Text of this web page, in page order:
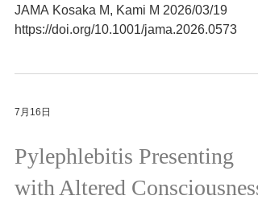
JAMA Kosaka M, Kami M 2026/03/19
https://doi.org/10.1001/jama.2026.0573
7月16日
Pylephlebitis Presenting
with Altered Consciousness